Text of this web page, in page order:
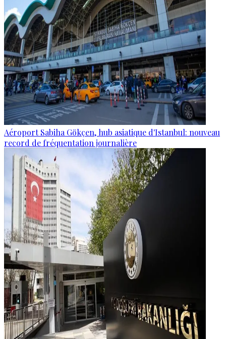
Aéroport Sabiha Gökçen, hub asiatique d'Istanbul: nouveau
record de fréquentation journalière